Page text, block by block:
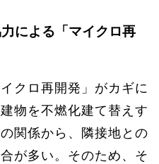
による「マイクロ再
クロ再開発」がカギに
物を不燃化建て替えす
関係から、隣接地との
が多い。そのため、そ